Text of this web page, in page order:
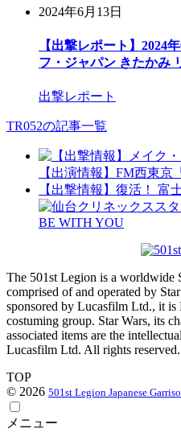
2024年6月13日
【出撃レポート】2024
フ・ジャパン きたかみ
出撃レポート
TR052の記事一覧
【出演情報】FM西東京
【出撃情報】復活！
The 501st Legion is a worldwide
comprised of and operated by
sponsored by Lucasfilm Ltd., it
costuming group. Star Wars, its
associated items are the
Lucasfilm Ltd. All rights
TOP
© 2026 501st Legion Japanese
メニュー